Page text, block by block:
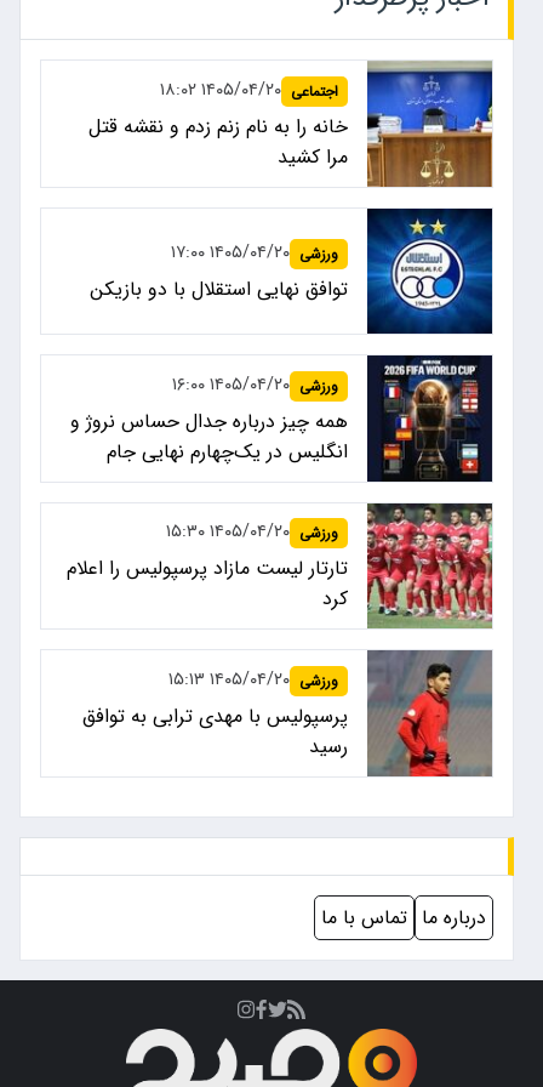
اجتماعی ۱۴۰۵/۰۴/۲۰ ۱۸:۰۲
خانه را به نام زنم زدم و نقشه قتل
مرا کشید
ورزشی ۱۴۰۵/۰۴/۲۰ ۱۷:۰۰
توافق نهایی استقلال با دو بازیکن
ورزشی ۱۴۰۵/۰۴/۲۰ ۱۶:۰۰
همه چیز درباره جدال حساس نروژ و
انگلیس در یک‌چهارم نهایی جام
جهانی ۲۰۲۶
ورزشی ۱۴۰۵/۰۴/۲۰ ۱۵:۳۰
تارتار لیست مازاد پرسپولیس را اعلام
کرد
ورزشی ۱۴۰۵/۰۴/۲۰ ۱۵:۱۳
پرسپولیس با مهدی ترابی به توافق
رسید
درباره ما تماس با ما